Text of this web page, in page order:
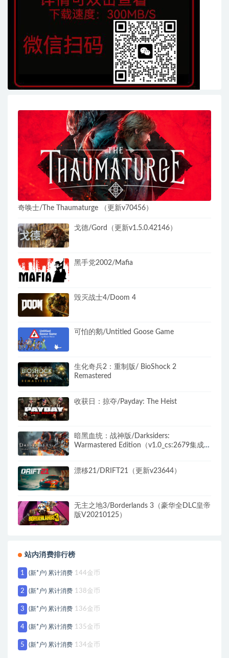
奇唤士/The Thaumaturge （更新v70456）
戈德/Gord（更新v1.5.0.42146）
黑手党2002/Mafia
毁灭战士4/Doom 4
可怕的鹅/Untitled Goose Game
生化奇兵2：重制版/ BioShock 2
Remastered
收获日：掠夺/Payday: The Heist
暗黑血统：战神版/Darksiders:
Warmastered Edition（v1.0_cs:2679集成
漂移21/DRIFT21（更新v23644）
无主之地3/Borderlands 3（豪华全DLC皇帝
版V20210125）
站内消费排行榜
1 (新*户) 累计消费 144金币
2 (新*户) 累计消费 138金币
3 (新*户) 累计消费 136金币
4 (新*户) 累计消费 135金币
5 (新*户) 累计消费 134金币